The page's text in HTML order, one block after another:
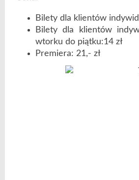
Bilety dla klientów
Bilety dla klientów
wtorku do piątku:14 zł
Premiera: 21,- zł